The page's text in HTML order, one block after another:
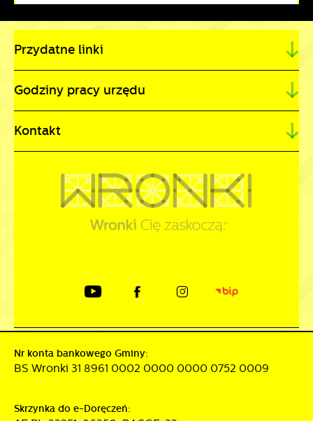
Przydatne linki
Godziny pracy urzędu
Kontakt
Nr konta bankowego Gminy:
BS Wronki 31 8961 0002 0000 0000 0752 0009
Skrzynka do e-Doręczeń: